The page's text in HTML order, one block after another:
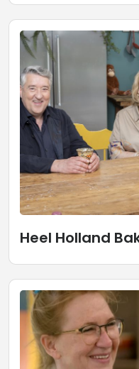
Heel Holland